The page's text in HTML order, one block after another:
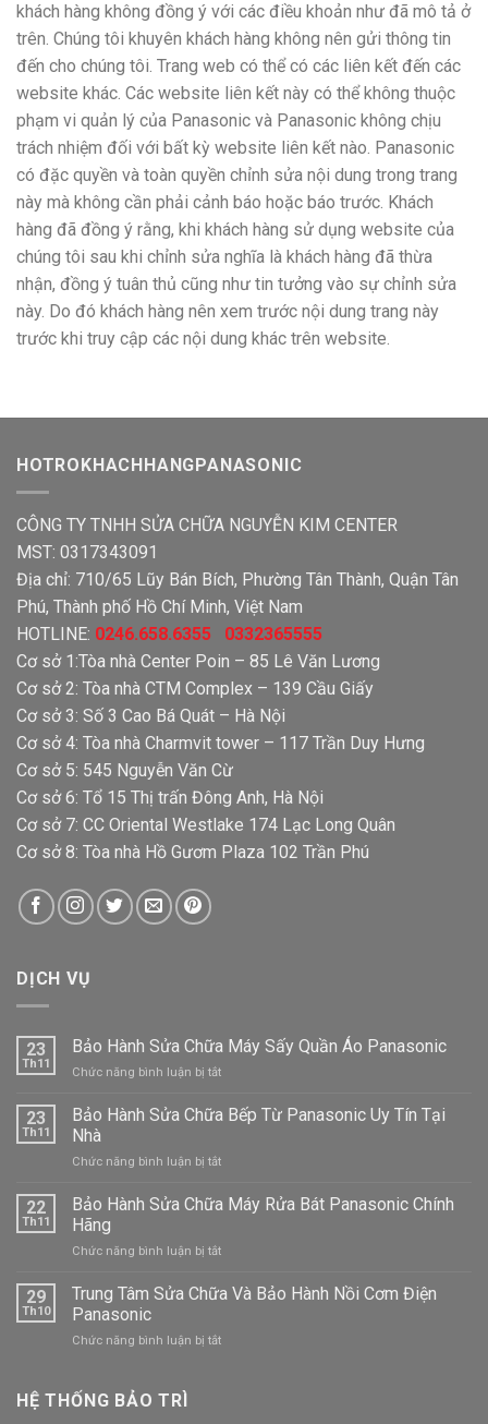
khách hàng không đồng ý với các điều khoản như đã mô tả ở
trên. Chúng tôi khuyên khách hàng không nên gửi thông tin
đến cho chúng tôi. Trang web có thể có các liên kết đến các
website khác. Các website liên kết này có thể không thuộc
phạm vi quản lý của Panasonic và Panasonic không chịu
trách nhiệm đối với bất kỳ website liên kết nào. Panasonic
có đặc quyền và toàn quyền chỉnh sửa nội dung trong trang
này mà không cần phải cảnh báo hoặc báo trước. Khách
hàng đã đồng ý rằng, khi khách hàng sử dụng website của
chúng tôi sau khi chỉnh sửa nghĩa là khách hàng đã thừa
nhận, đồng ý tuân thủ cũng như tin tưởng vào sự chỉnh sửa
này. Do đó khách hàng nên xem trước nội dung trang này
trước khi truy cập các nội dung khác trên website.
HOTROKHACHHANGPANASONIC
CÔNG TY TNHH SỬA CHỮA NGUYỄN KIM CENTER
MST: 0317343091
Địa chỉ: 710/65 Lũy Bán Bích, Phường Tân Thành, Quận Tân
Phú, Thành phố Hồ Chí Minh, Việt Nam
HOTLINE: 0246.658.6355 0332365555
Cơ sở 1:Tòa nhà Center Poin – 85 Lê Văn Lương
Cơ sở 2: Tòa nhà CTM Complex – 139 Cầu Giấy
Cơ sở 3: Số 3 Cao Bá Quát – Hà Nội
Cơ sở 4: Tòa nhà Charmvit tower – 117 Trần Duy Hưng
Cơ sở 5: 545 Nguyễn Văn Cừ
Cơ sở 6: Tổ 15 Thị trấn Đông Anh, Hà Nội
Cơ sở 7: CC Oriental Westlake 174 Lạc Long Quân
Cơ sở 8: Tòa nhà Hồ Gươm Plaza 102 Trần Phú
DỊCH VỤ
23
Th11
Bảo Hành Sửa Chữa Máy Sấy Quần Áo Panasonic
Chức năng bình luận bị tắtở
Hành
Máy
Quần
23
Th11
Bảo Hành Sửa Chữa Bếp Từ Panasonic Uy Tín Tại
Nhà
Chức năng bình luận bị tắtở
Hành
Bếp
Panasonic
Tại
22
Th11
Bảo Hành Sửa Chữa Máy Rửa Bát Panasonic Chính
Hãng
Chức năng bình luận bị tắtở
Hành
Máy
29
Th10
Trung Tâm Sửa Chữa Và Bảo Hành Nồi Cơm Điện
Panasonic
Chức năng bình luận bị tắtở
HỆ THỐNG BẢO TRÌ